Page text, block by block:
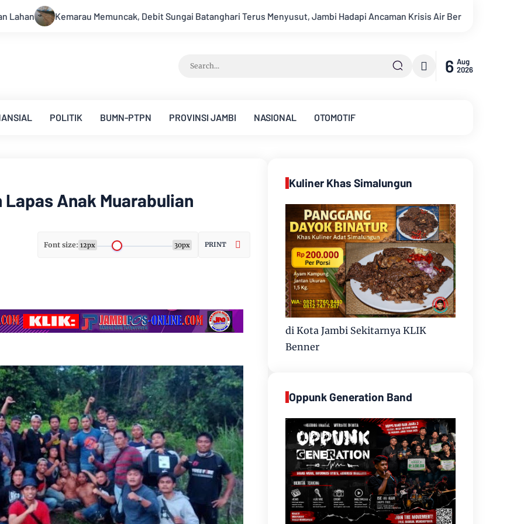
Sungai Batanghari Terus Menyusut, Jambi Hadapi Ancaman Krisis Air Bersih dan Karhutla Kekeruhan Sungai Batanghari
6 Aug
2026
POLITIK BUMN-PTPN PROVINSI JAMBI NASIONAL OTOMOTIF
Anak Muarabulian
Font size: 12px 30px PRINT
Kuliner Khas Simalungun
di Kota Jambi Sekitarnya KLIK
Benner
Oppunk Generation Band